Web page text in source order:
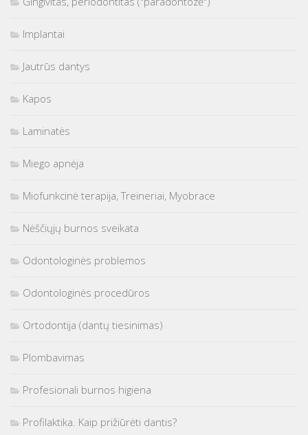
Implantai
Jautrūs dantys
Kapos
Laminatės
Miego apnėja
Miofunkcinė terapija, Treineriai, Myobrace
Nėščiųjų burnos sveikata
Odontologinės problemos
Odontologinės procedūros
Ortodontija (dantų tiesinimas)
Plombavimas
Profesionali burnos higiena
Profilaktika. Kaip prižiūrėti dantis?